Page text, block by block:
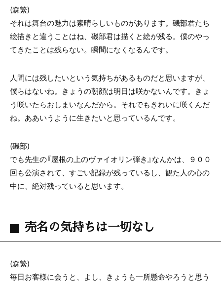
(森繁)
それは舞台の魅力は素晴らしいものがあります。磯部君たち
絵描きと違うことはね、磯部君は描くと絵が残る。僕のやっ
てきたことは残らない。瞬間になくなるんです。
人間には残したいという気持ちがあるものだと思いますが、
僕らはないね。きょうの朝顔は明日は咲かないんです。きょ
う咲いたらおしまいなんだから。それでもきれいに咲くんだ
ね。ああいうように生きたいと思っているんです。
(磯部)
でも先生の『屋根の上のヴァイオリン弾き』なんかは、９００
回も公演されて、すごい記録が残っているし、観た人の心の
中に、絶対残っていると思います。
売名の気持ちは一切なし
(森繁)
毎日お客様に会うと、よし、きょうも一所懸命やろうと思う